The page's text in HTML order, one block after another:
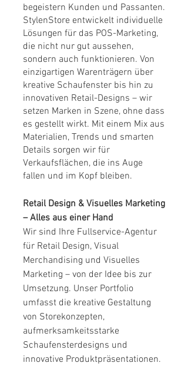
begeistern Kunden und Passanten.
StylenStore entwickelt individuelle
Lösungen für das POS-Marketing,
die nicht nur gut aussehen,
sondern auch funktionieren. Von
einzigartigen Warenträgern über
kreative Schaufenster bis hin zu
innovativen Retail-Designs – wir
setzen Marken in Szene, ohne dass
es gestellt wirkt. Mit einem Mix aus
Materialien, Trends und smarten
Details sorgen wir für
Verkaufsflächen, die ins Auge
fallen und im Kopf bleiben.
Retail Design & Visuelles Marketing
– Alles aus einer Hand
Wir sind Ihre Fullservice-Agentur
für Retail Design, Visual
Merchandising und Visuelles
Marketing – von der Idee bis zur
Umsetzung. Unser Portfolio
umfasst die kreative Gestaltung
von Storekonzepten,
aufmerksamkeitsstarke
Schaufensterdesigns und
innovative Produktpräsentationen.